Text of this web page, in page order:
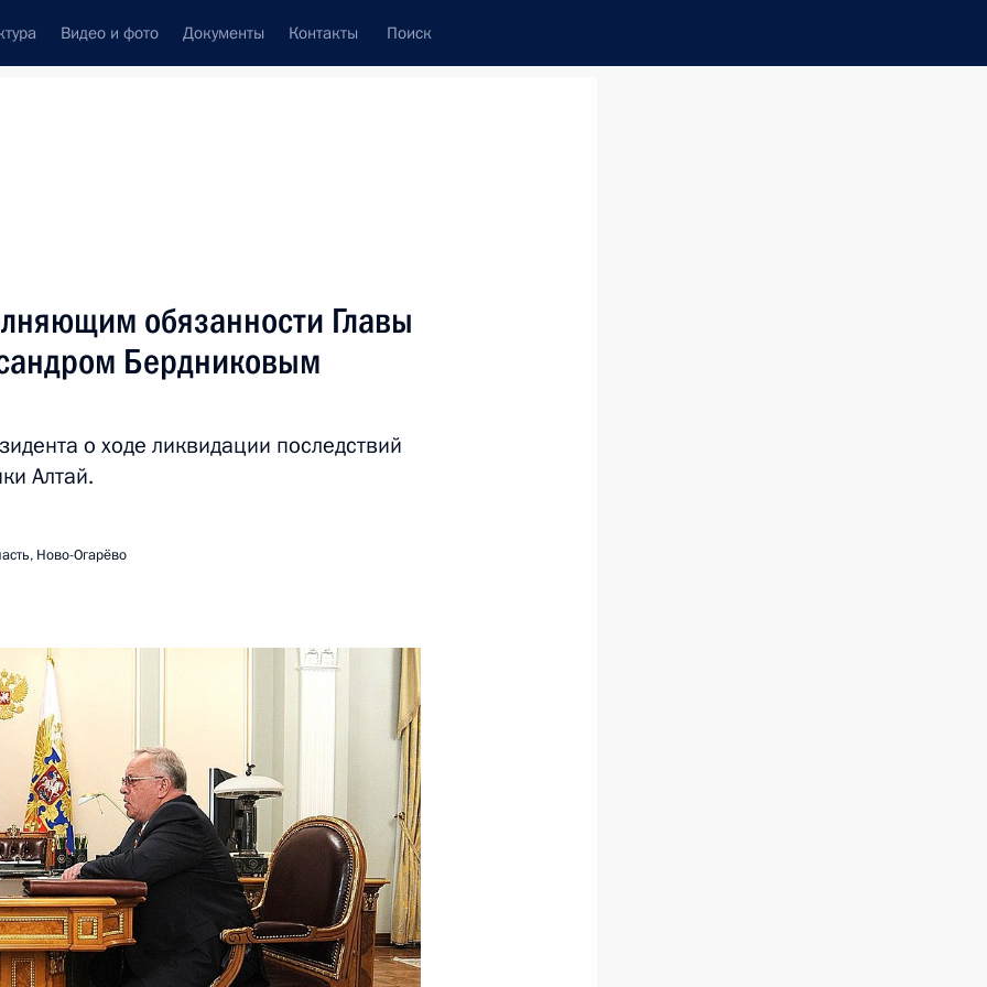
Видео и фото Документы Контакты Поиск
следующие материалы
Главы Республики
обязанности Главы
Бердниковым
о ходе ликвидации последствий
Алтай.
Ново-Огарёво